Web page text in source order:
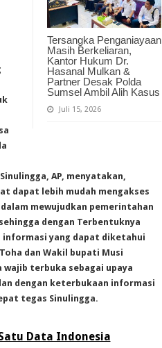
Tersangka Penganiayaan
Masih Berkeliaran,
Kantor Hukum Dr.
Hasanal Mulkan &
Partner Desak Polda
Sumsel Ambil Alih Kasus
Juli 15, 2026
AP, menyatakan,
dapat lebih mudah mengakses
mewujudkan pemerintahan
dengan Terbentuknya
informasi yang dapat diketahui
dan Wakil bupati Musi
terbuka sebagai upaya
dengan keterbukaan informasi
tegas Sinulingga.
Data Indonesia